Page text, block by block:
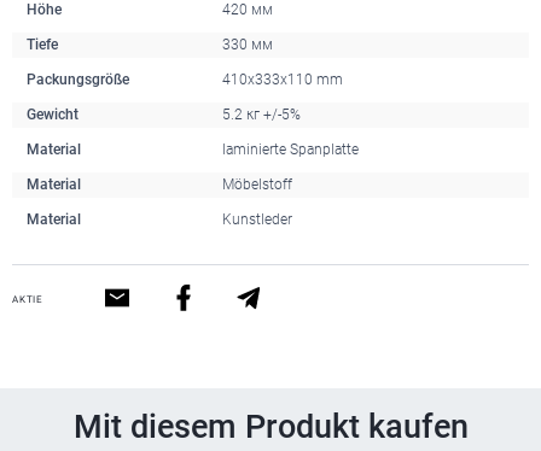
Höhe 420 мм
Tiefe 330 мм
Packungsgröße 410x333x110 mm
Gewicht 5.2 кг +/-5%
Material laminierte Spanplatte
Material Möbelstoff
Material Kunstleder
AKTIE
Mit diesem Produkt kaufen